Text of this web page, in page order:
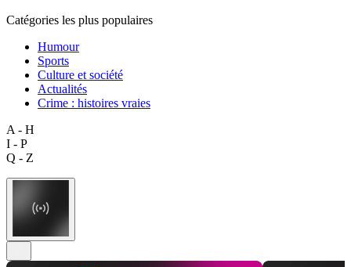
Catégories les plus populaires
Humour
Sports
Culture et société
Actualités
Crime : histoires vraies
A - H
I - P
Q - Z